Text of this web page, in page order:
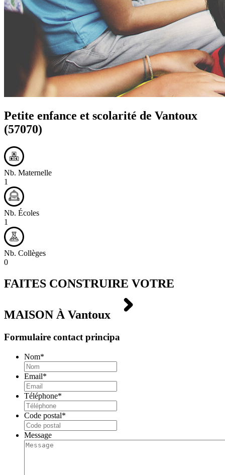
Petite enfance et scolarité de Vantoux
(57070)
Nb. Maternelle
1
Nb. Écoles
1
Nb. Collèges
0
FAITES CONSTRUIRE VOTRE
MAISON À Vantoux
Formulaire contact principa
Nom*
Email*
Téléphone*
Code postal*
Message